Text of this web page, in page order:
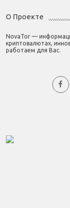
О Проекте
NovaTor —
криптовалютах,
работаем для Вас.